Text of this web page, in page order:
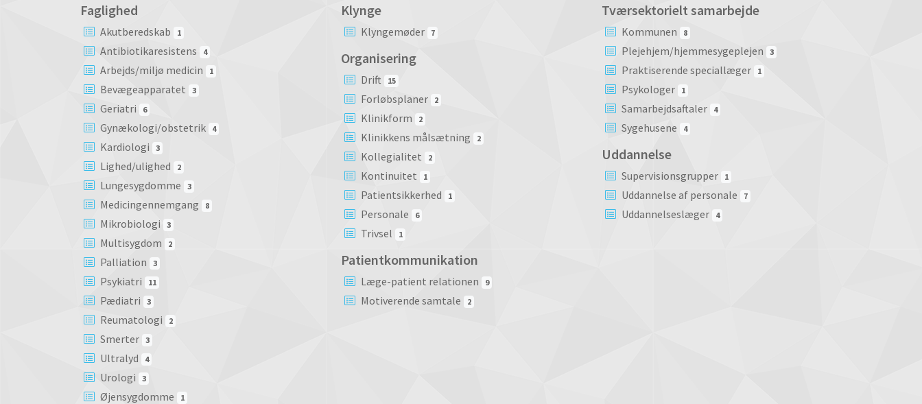
Faglighed
Akutberedskab 1
Antibiotikaresistens 4
Arbejds/miljø medicin 1
Bevægeapparatet 3
Geriatri 6
Gynækologi/obstetrik 4
Kardiologi 3
Lighed/ulighed 2
Lungesygdomme 3
Medicingennemgang 8
Mikrobiologi 3
Multisygdom 2
Palliation 3
Psykiatri 11
Pædiatri 3
Reumatologi 2
Smerter 3
Ultralyd 4
Urologi 3
Øjensygdomme 1
Klynge
Klyngemøder 7
Organisering
Drift 15
Forløbsplaner 2
Klinikform 2
Klinikkens målsætning 2
Kollegialitet 2
Kontinuitet 1
Patientsikkerhed 1
Personale 6
Trivsel 1
Patientkommunikation
Læge-patient relationen 9
Motiverende samtale 2
Tværsektorielt samarbejde
Kommunen 8
Plejehjem/hjemmesygeplejen 3
Praktiserende speciallæger 1
Psykologer 1
Samarbejdsaftaler 4
Sygehusene 4
Uddannelse
Supervisionsgrupper 1
Uddannelse af personale 7
Uddannelseslæger 4